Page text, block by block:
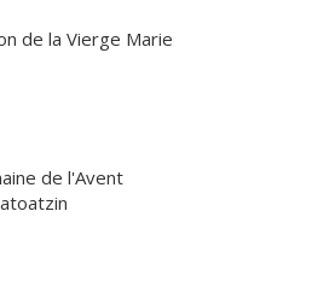
de la Vierge Marie
de l'Avent